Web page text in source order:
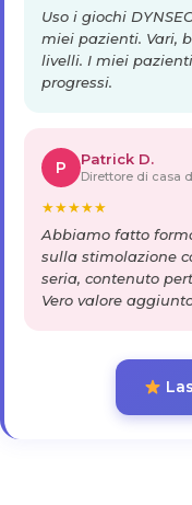
Uso i giochi
miei pazienti. Vari,
livelli. I miei
progressi.
P Patrick D.
Direttore di casa
★★★★★
Abbiamo fatto
sulla stimolazione
seria, contenuto
Vero valore